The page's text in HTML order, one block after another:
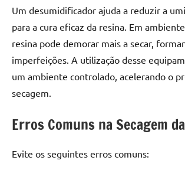
Um desumidificador ajuda a reduzir a
para a cura eficaz da resina. Em
resina pode demorar mais a secar,
imperfeições. A utilização desse
um ambiente controlado, acelerando o
secagem.
Erros Comuns na Secagem
Evite os seguintes erros comuns: